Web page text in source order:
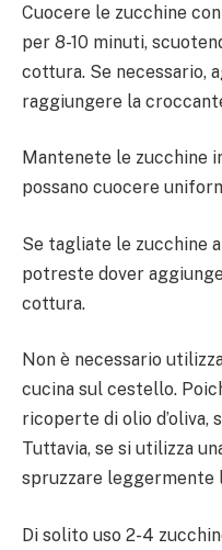
Cuocere le zucchine
per 8-10 minuti,
cottura. Se necessario,
raggiungere la
Mantenete le zucchine
possano cuocere
Se tagliate le zucchine
potreste dover
cottura.
Non è necessario
cucina sul cestello.
ricoperte di olio d’oliva,
Tuttavia, se si utilizza
spruzzare leggermente
Di solito uso 2-4